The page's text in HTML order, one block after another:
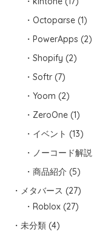
Octoparse (1)
PowerApps (2)
Shopify (2)
Softr (7)
Yoom (2)
ZeroOne (1)
イベント (13)
ノーコード解説
商品紹介 (5)
メタバース (27)
Roblox (27)
未分類 (4)